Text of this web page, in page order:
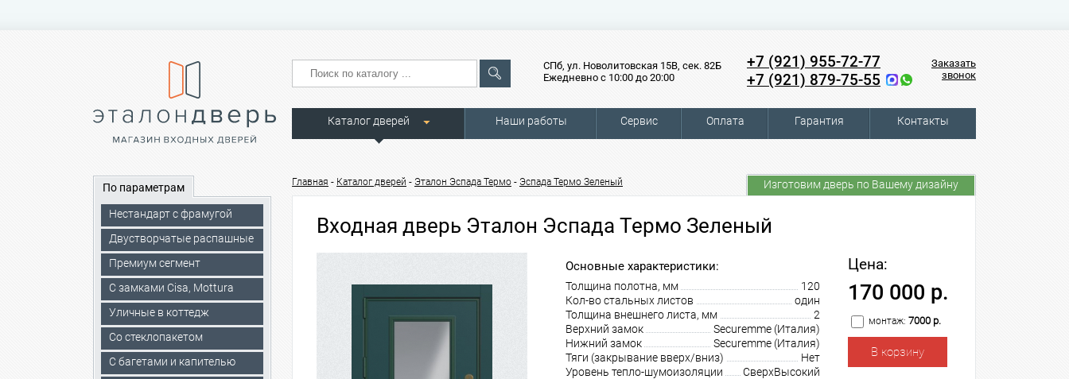
СПб, ул. Новолитовская 15В, сек. 82Б
Ежедневно с 10:00 до 20:00
+7 (921) 955-72-77
+7 (921) 879-75-55
Заказать
звонок
Каталог дверей Наши работы Сервис Оплата Гарантия Контакты
По параметрам
Нестандарт с фрамугой
Двустворчатые распашные
Премиум сегмент
C замками Cisa, Mottura
Уличные в коттедж
Со стеклопакетом
С багетами и капителью
Главная - Каталог дверей - Эталон Эспада Термо - Эспада Термо Зеленый Изготовим дверь по Вашему дизайну
Входная дверь Эталон Эспада Термо Зеленый
Основные характеристики:
Толщина полотна, мм
120
Кол-во стальных листов
один
Толщина внешнего листа, мм
2
Верхний замок
Securemme (Италия)
Нижний замок
Securemme (Италия)
Тяги (закрывание вверх/вниз)
Нет
Уровень тепло-шумоизоляции
СверхВысокий
Цена:
170 000 р.
монтаж: 7000 р.